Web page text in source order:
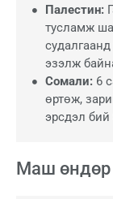
Палестин:
тусламж
эзэлж
Сомали: 6
өртөж,
эрсдэл
Маш өндөр